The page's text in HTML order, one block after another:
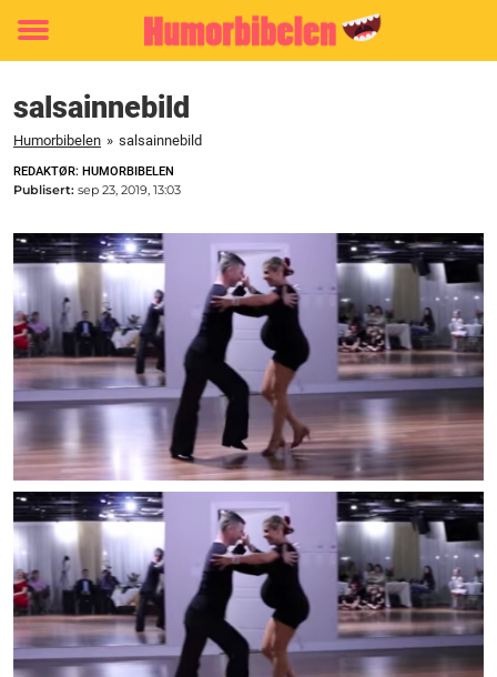
Toggle
salsainnebild
Humorbibelen » salsainnebild
REDAKTØR: HUMORBIBELEN
Publisert: sep 23, 2019, 13:03